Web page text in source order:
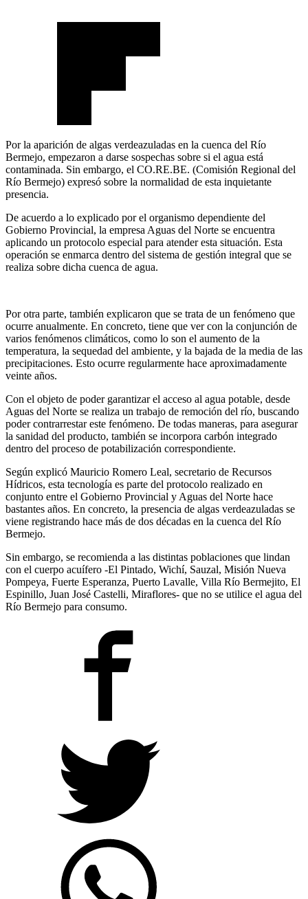
Por la aparición de algas verdeazuladas en la cuenca del Río
Bermejo, empezaron a darse sospechas sobre si el agua está
contaminada. Sin embargo, el CO.RE.BE. (Comisión Regional del
Río Bermejo) expresó sobre la normalidad de esta inquietante
presencia.
De acuerdo a lo explicado por el organismo dependiente del
Gobierno Provincial, la empresa Aguas del Norte se encuentra
aplicando un protocolo especial para atender esta situación. Esta
operación se enmarca dentro del sistema de gestión integral que se
realiza sobre dicha cuenca de agua.
Por otra parte, también explicaron que se trata de un fenómeno que
ocurre anualmente. En concreto, tiene que ver con la conjunción de
varios fenómenos climáticos, como lo son el aumento de la
temperatura, la sequedad del ambiente, y la bajada de la media de las
precipitaciones. Esto ocurre regularmente hace aproximadamente
veinte años.
Con el objeto de poder garantizar el acceso al agua potable, desde
Aguas del Norte se realiza un trabajo de remoción del río, buscando
poder contrarrestar este fenómeno. De todas maneras, para asegurar
la sanidad del producto, también se incorpora carbón integrado
dentro del proceso de potabilización correspondiente.
Según explicó Mauricio Romero Leal, secretario de Recursos
Hídricos, esta tecnología es parte del protocolo realizado en
conjunto entre el Gobierno Provincial y Aguas del Norte hace
bastantes años. En concreto, la presencia de algas verdeazuladas se
viene registrando hace más de dos décadas en la cuenca del Río
Bermejo.
Sin embargo, se recomienda a las distintas poblaciones que lindan
con el cuerpo acuífero -El Pintado, Wichí, Sauzal, Misión Nueva
Pompeya, Fuerte Esperanza, Puerto Lavalle, Villa Río Bermejito, El
Espinillo, Juan José Castelli, Miraflores- que no se utilice el agua del
Río Bermejo para consumo.